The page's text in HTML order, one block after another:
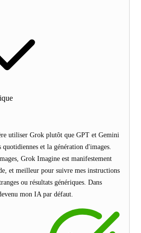
utiliser Grok plutôt que GPT et Gemini
et la génération d'images.
Grok Imagine est manifestement
et meilleur pour suivre mes instructions
ou résultats génériques. Dans
mon IA par défaut.